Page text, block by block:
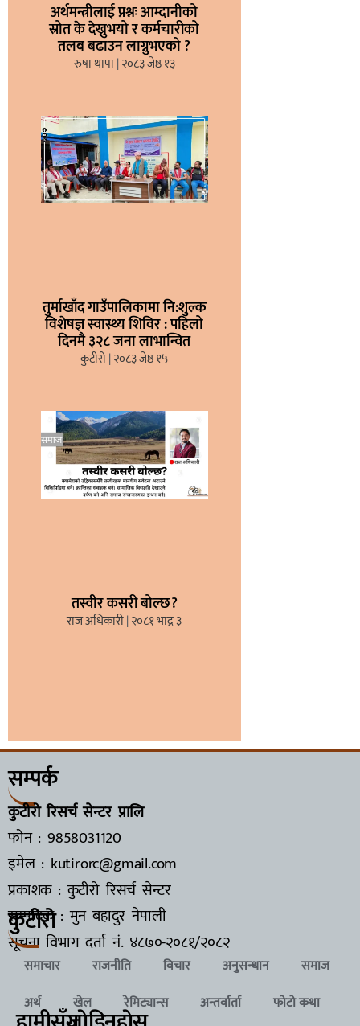
अर्थमन्त्रीलाई प्रश्नः आम्दानीको
स्रोत के देख्नुभयो र कर्मचारीको
तलब बढाउन लाग्नुभएको ?
रुषा थापा २०८३ जेष्ठ १३
तुर्माखाँद गाउँपालिकामा नि:शुल्क
विशेषज्ञ स्वास्थ्य शिविर : पहिलो
दिनमै ३२८ जना लाभान्वित
कुटीरो २०८३ जेष्ठ १५
तस्वीर कसरी बोल्छ?
राज अधिकारी २०८१ भाद्र ३
सम्पर्क
कुटीरो रिसर्च सेन्टर प्रालि
फोन : 9858031120
इमेल : kutirorc@gmail.com
प्रकाशक : कुटीरो रिसर्च सेन्टर
सम्पादक : मुन बहादुर नेपाली
सूचना विभाग दर्ता नं. ४८७०-२०८१/२०८२
कुटीरो
समाचार राजनीति विचार अनुसन्धान
समाज
अर्थ
खेल रेमिट्यान्स अन्तर्वार्ता फोटो कथा